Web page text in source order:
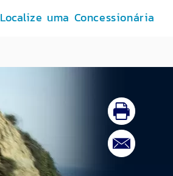
Localize uma Concessionária